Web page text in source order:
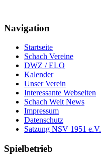
Navigation
Startseite
Schach Vereine
DWZ / ELO
Kalender
Unser Verein
Interessante Webseiten
Schach Welt News
Impressum
Datenschutz
Satzung NSV 1951 e.V.
Spielbetrieb